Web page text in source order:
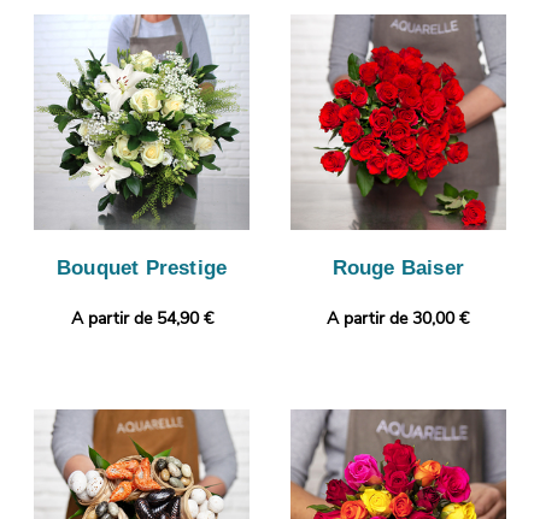
Bouquet Prestige
A partir de 54,90 €
Rouge Baiser
A partir de 30,00 €